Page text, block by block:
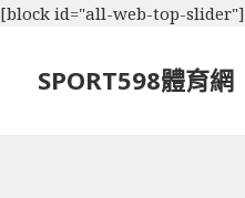
[block id="all-web-top-slider"]
SPORT598體育網